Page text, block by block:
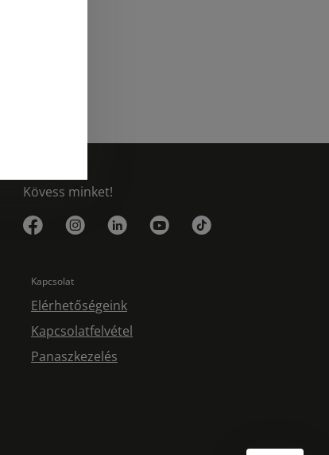
Kövess minket!
Kapcsolat
Elérhetőségeink
Kapcsolatfelvétel
Panaszkezelés